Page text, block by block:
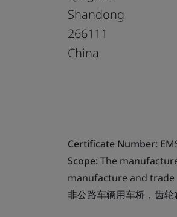
Shandong
266111
China
Certificate Number:
Scope:The
manufacture and
非公路车辆用车桥，齿轮